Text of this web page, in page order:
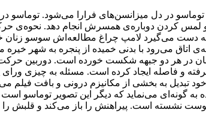
در دل میزانسن‌های فرارا می‌شود. توماسو در
کردن دوباره‌ی همسرش انجام دهد. نحوه‌ی
دست می‌گیرد لامپ چراغ مطالعه‌اش سوسو
می‌رود با بدنی خمیده از پنجره به شهر
در هر دو جبهه شکست خورده است. دوربین
و فاصله ایجاد کرده است. مسئله به چیزی
تبدیل به بخشی از مکانیزم درونی و بافت
گونه‌ای می‌نماید که دیگر این تصویر توماسو
نشسته است. پیراهنش را باز می‌کند و قلبش